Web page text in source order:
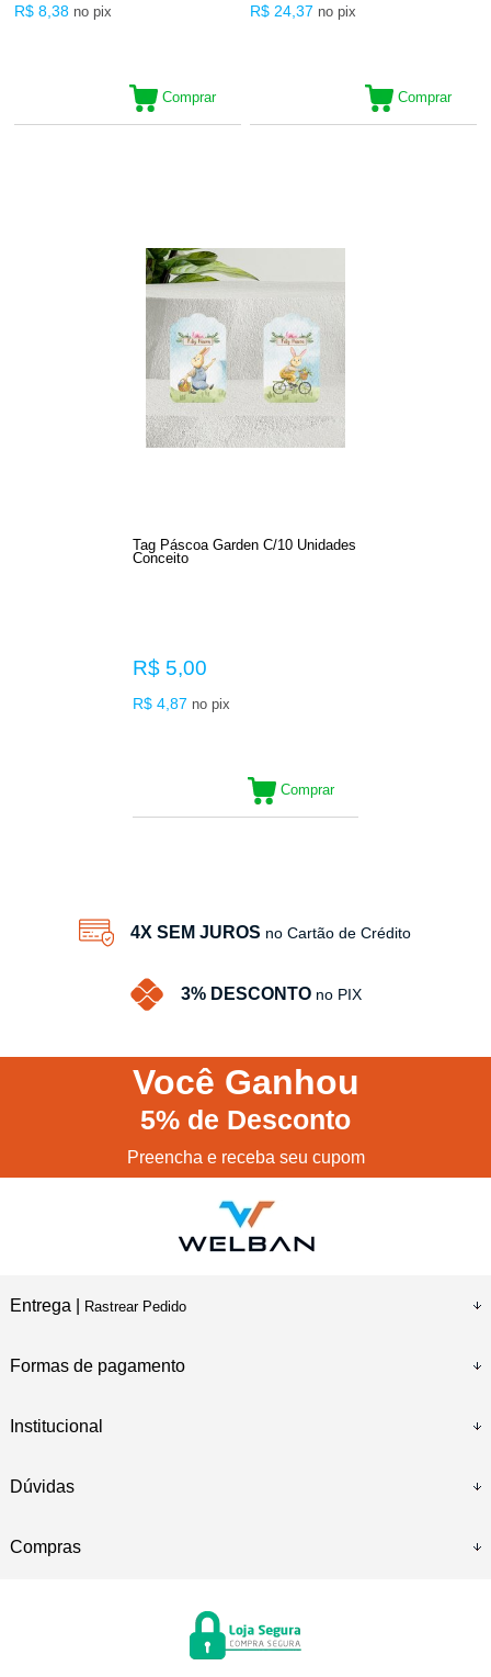
R$ 8,38 no pix
Comprar
R$ 24,37 no pix
Comprar
Tag Páscoa Garden C/10 Unidades
Conceito
R$ 5,00
R$ 4,87 no pix
Comprar
4X SEM JUROS no Cartão de Crédito
3% DESCONTO no PIX
Você Ganhou
5% de Desconto
Preencha e receba seu cupom
Entrega | Rastrear Pedido
Formas de pagamento
Institucional
Dúvidas
Compras